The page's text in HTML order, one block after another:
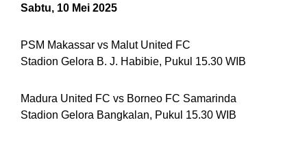
Sabtu, 10 Mei 2025
PSM Makassar vs Malut United FC
Stadion Gelora B. J. Habibie, Pukul 15.30 WIB
Madura United FC vs Borneo FC Samarinda
Stadion Gelora Bangkalan, Pukul 15.30 WIB